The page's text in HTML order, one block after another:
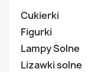
Cukierki
Figurki
Lampy Solne
Lizawki solne